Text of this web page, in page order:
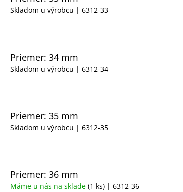
Skladom u výrobcu | 6312-33
Priemer: 34 mm
Skladom u výrobcu | 6312-34
Priemer: 35 mm
Skladom u výrobcu | 6312-35
Priemer: 36 mm
Máme u nás na sklade (1 ks) | 6312-36